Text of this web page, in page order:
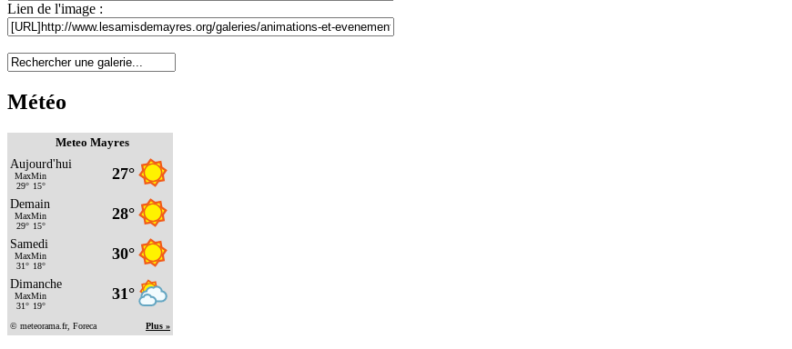
Lien de l'image :
Météo
Meteo Mayres